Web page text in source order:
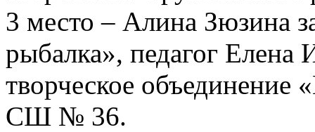
3 место – Алина Зюзина
рыбалка», педагог Елена
творческое
СШ № 36.